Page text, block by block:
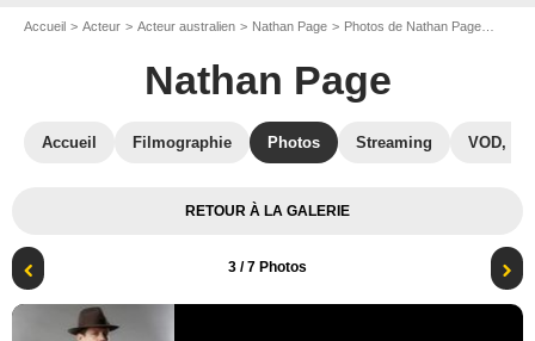
Accueil Acteur Acteur australien Nathan Page Photos de Nathan Page
Nathan Page
Accueil Filmographie Photos Streaming VOD,
RETOUR À LA GALERIE
3 / 7 Photos